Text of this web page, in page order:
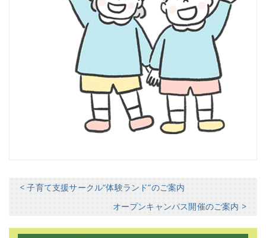
< 子育て支援サークル“体験ランド”のご案内
オープンキャンパス開催のご案内 >